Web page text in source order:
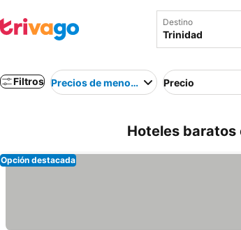
Destino
Filtros Precios de menor a mayorPrecio
Hoteles baratos
Opción destacada